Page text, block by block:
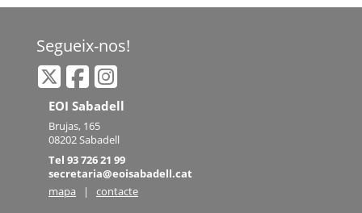
Segueix-nos!
EOI Sabadell
Brujas, 165
08202 Sabadell
Tel 93 726 21 99
secretaria@eoisabadell.cat
mapa
| contacte